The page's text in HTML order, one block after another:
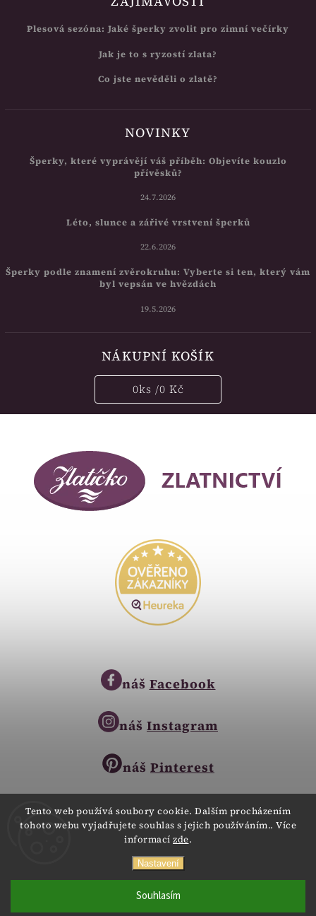
Tento web používá soubory cookie. Dalším procházením
tohoto webu vyjadřujete souhlas s jejich používáním.. Více
informací zde.
Nastavení
Souhlasím
obchod@zlatnictvi-zlaticko.cz
Plesová sezóna: Jaké šperky zvolit pro zimní večírky
Jak je to s ryzostí zlata?
Co jste nevěděli o zlatě?
NOVINKY
Šperky, které vyprávějí váš příběh: Objevíte kouzlo
přívěsků?
24.7.2026
Léto, slunce a zářivé vrstvení šperků
22.6.2026
Šperky podle znamení zvěrokruhu: Vyberte si ten, který vám
byl vepsán ve hvězdách
19.5.2026
NÁKUPNÍ KOŠÍK
0ks /0 Kč
náš Facebook
náš Instagram
náš Pinterest
Copyright © 2023
Všechna práva vyhrazena.
WebdesignDigitalka.cz